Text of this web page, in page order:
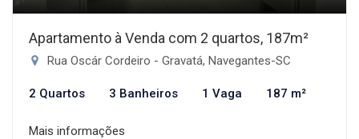
Apartamento à Venda com 2 quartos, 187m²
Rua Oscár Cordeiro - Gravatá, Navegantes-SC
2 Quartos 3 Banheiros 1 Vaga 187 m²
Mais informações